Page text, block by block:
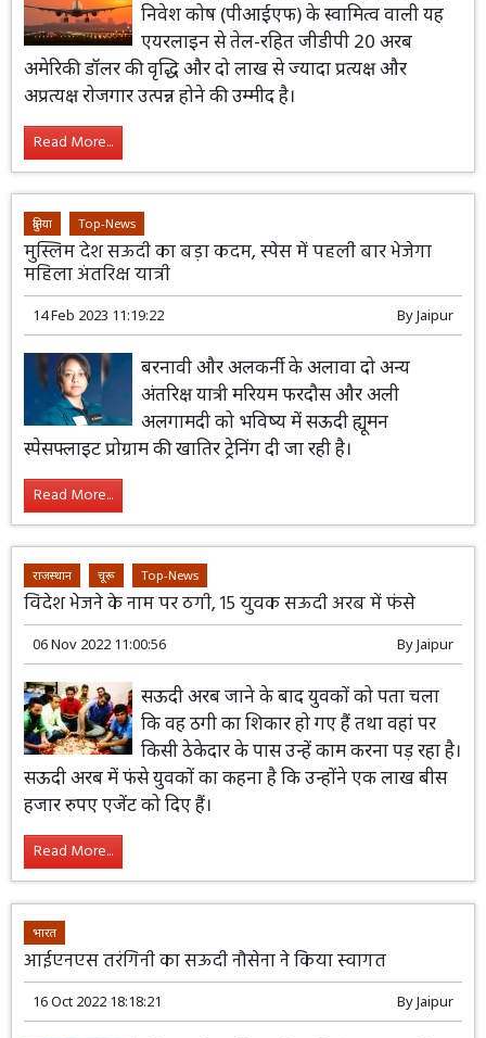
निवेश कोष (पीआईएफ) के स्वामित्व वाली यह
एयरलाइन से तेल-रहित जीडीपी 20 अरब
अमेरिकी डॉलर की वृद्धि और दो लाख से ज्यादा प्रत्यक्ष और
अप्रत्यक्ष रोजगार उत्पन्न होने की उम्मीद है।
Read More...
दुनिया Top-News
मुस्लिम देश सऊदी का बड़ा कदम, स्पेस में पहली बार भेजेगा
महिला अंतरिक्ष यात्री
14 Feb 2023 11:19:22 ByJaipur
बरनावी और अलकर्नी के अलावा दो अन्य
अंतरिक्ष यात्री मरियम फरदौस और अली
अलगामदी को भविष्य में सऊदी ह्यूमन
स्पेसफ्लाइट प्रोग्राम की खातिर ट्रेनिंग दी जा रही है।
Read More...
राजस्थान चूरू Top-News
विदेश भेजने के नाम पर ठगी, 15 युवक सऊदी अरब में फंसे
06 Nov 2022 11:00:56 ByJaipur
सऊदी अरब जाने के बाद युवकों को पता चला
कि वह ठगी का शिकार हो गए हैं तथा वहां पर
किसी ठेकेदार के पास उन्हें काम करना पड़ रहा है।
सऊदी अरब में फंसे युवकों का कहना है कि उन्होंने एक लाख बीस
हजार रुपए एजेंट को दिए हैं।
Read More...
भारत
आईएनएस तरंगिनी का सऊदी नौसेना ने किया स्वागत
16 Oct 2022 18:18:21 ByJaipur